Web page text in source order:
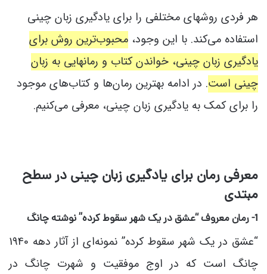
هر فردی روش‎های مختلفی را برای یادگیری زبان چینی
استفاده می‌کند. با این وجود، محبوب‌ترین روش برای
یادگیری زبان چینی، خواندن کتاب و رمان‎هایی به زبان
چینی است. در ادامه بهترین رمان‌ها و کتاب‌های موجود
را برای کمک به یادگیری زبان چینی، معرفی می‌کنیم.
معرفی رمان برای یادگیری زبان چینی در سطح
مبتدی
1- رمان معروف “عشق در یک شهر سقوط کرده” نوشته چانگ
“عشق در یک شهر سقوط کرده” نمونه‌ای از آثار دهه 1940
چانگ است که در اوج موفقیت و شهرت چانگ در